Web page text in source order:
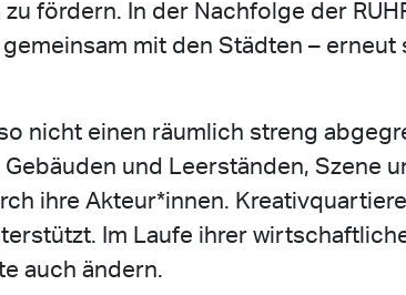
fördern. In der Nachfolge der
gemeinsam mit den Städten –
nicht einen räumlich streng
und Leerständen, Szene
ihre Akteur*innen.
Im Laufe ihrer
auch ändern.